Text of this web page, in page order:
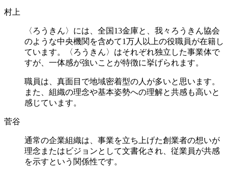
村上
〈ろうきん〉には、全国13金庫と、我々ろうきん協会
のような中央機関を含めて1万人以上の役職員が在籍し
ています。〈ろうきん〉はそれぞれ独立した事業体で
すが、一体感が強いことが特徴に挙げられます。
職員は、真面目で地域密着型の人が多いと思います。
また、組織の理念や基本姿勢への理解と共感も高いと
感じています。
菅谷
通常の企業組織は、事業を立ち上げた創業者の想いが
理念またはビジョンとして文書化され、従業員が共感
を示すという関係性です。